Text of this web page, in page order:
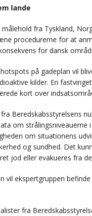
lande
fra Tyskland,
procedurerne for at
for dansk
på gadeplan vil
kilder. En
kort over
Beredskabsstyrelsens
om strålingsniveauerne
om situationens
og sundhed. Det
jod eller evakueres fra
vil ekspertgruppen
fra